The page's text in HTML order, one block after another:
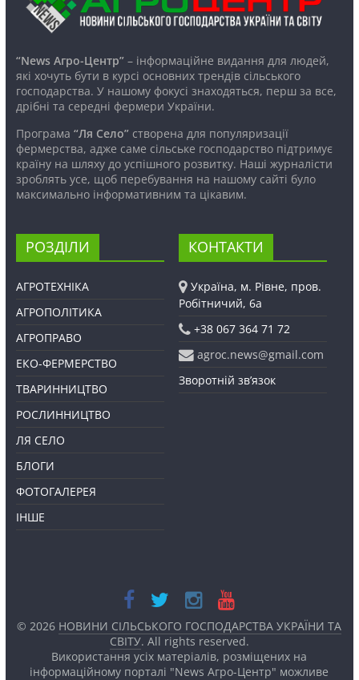
“News Агро-Центр”– інформаційне видання для людей,
які хочуть бути в курсі основних трендів сільського
господарства. У нашому фокусі знаходяться, перш за все,
дрібні та середні фермери України.
Програма “Ля Село”створена для популяризації
фермерства, адже саме сільське господарство підтримує
країну на шляху до успішного розвитку. Наші журналісти
зроблять усе, щоб перебування на нашому сайті було
максимально інформативним та цікавим.
РОЗДІЛИ
АГРОТЕХНІКА
АГРОПОЛІТИКА
АГРОПРАВО
ЕКО-ФЕРМЕРСТВО
ТВАРИННИЦТВО
РОСЛИННИЦТВО
ЛЯ СЕЛО
БЛОГИ
ФОТОГАЛЕРЕЯ
ІНШЕ
КОНТАКТИ
Україна, м. Рівне, пров.
Робітничий, 6а
+38 067 364 71 72
agroc.news@gmail.com
Зворотній зв’язок
© 2026 НОВИНИ СІЛЬСЬКОГО ГОСПОДАРСТВА УКРАЇНИ ТА
СВІТУ. All rights reserved.
Використання усіх матеріалів, розміщених на
інформаційному порталі "News Агро-Центр" можливе